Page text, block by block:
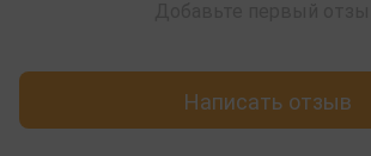
Написать отзыв